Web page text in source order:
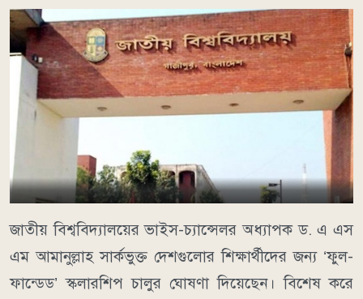
জাতীয় বিশ্ববিদ্যালয়ের ভাইস-চ্যান্সেলর অধ্যাপক ড. এ এস
এম আমানুল্লাহ সার্কভুক্ত দেশগুলোর শিক্ষার্থীদের জন্য ‘ফুল-
ফান্ডেড’ স্কলারশিপ চালুর ঘোষণা দিয়েছেন। বিশেষ করে